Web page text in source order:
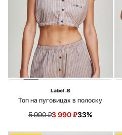
Label .B
Топ на пуговицах в полоску
5 990₽3 990₽33%